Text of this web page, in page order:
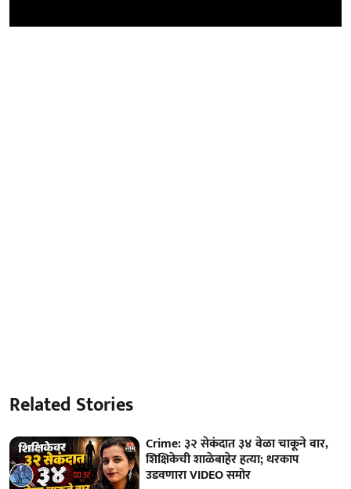
Related Stories
Crime: ३२ सेकंदात ३४ वेळा चाकूने वार,
शिक्षिकेची शाळेबाहेर हत्या; थरकाप
उडवणारा VIDEO समोर